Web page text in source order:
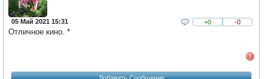
05 Май 2021 15:31 +0 -0
Отличное кино. *